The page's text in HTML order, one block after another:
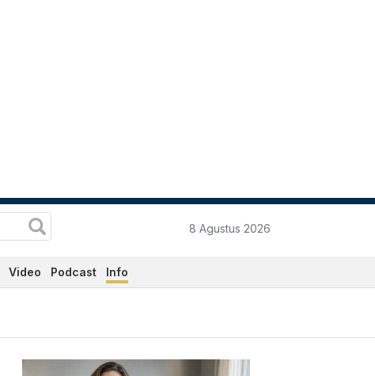
8 Agustus 2026
Video Podcast Info